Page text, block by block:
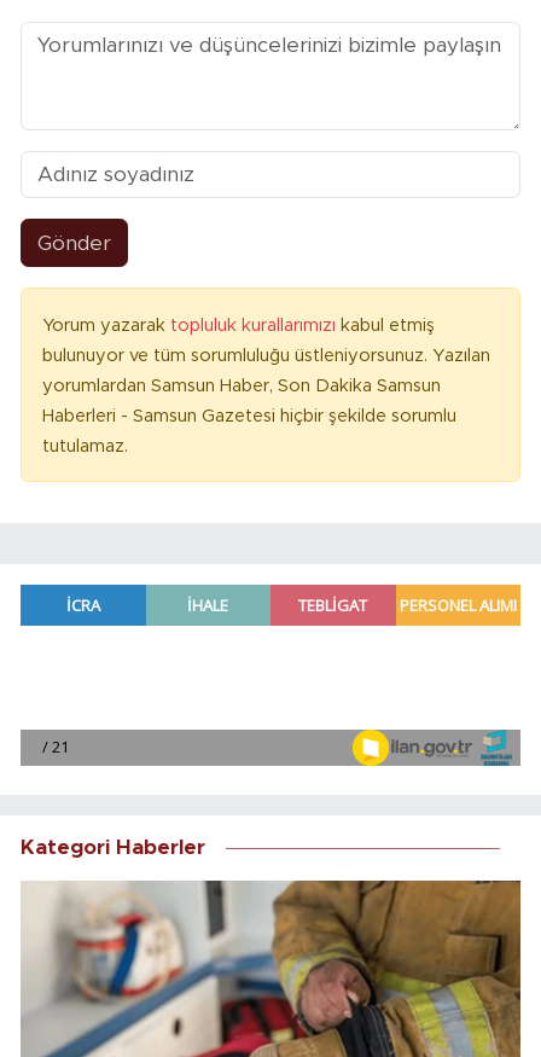
Gönder
Yorum yazarak topluluk kurallarımızı kabul etmiş
bulunuyor ve tüm sorumluluğu üstleniyorsunuz. Yazılan
yorumlardan Samsun Haber, Son Dakika Samsun
Haberleri - Samsun Gazetesi hiçbir şekilde sorumlu
tutulamaz.
Kategori Haberler